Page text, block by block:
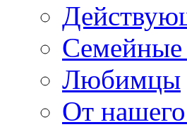
Семейные
Любимцы
От нашего